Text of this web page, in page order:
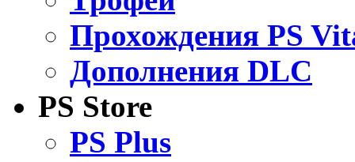
Прохождения PS
Дополнения DLC
PS Store
PS Plus